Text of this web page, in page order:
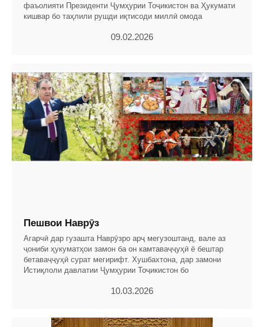
фаъолияти Президенти Ҷумҳурии Тоҷикистон ва Ҳукумати
кишвар бо таҳлили рушди иқтисоди миллӣ омода
09.02.2026
Пешвои Наврӯз
Агарчӣ дар гузашта Наврӯзро арҷ мегузоштанд, вале аз
ҷониби ҳукуматҳои замон ба он камтаваҷҷуҳӣ ё бештар
бетаваҷҷуҳӣ сурат мегирифт. Хушбахтона, дар замони
Истиқлоли давлатии Ҷумҳурии Тоҷикистон бо
10.03.2026